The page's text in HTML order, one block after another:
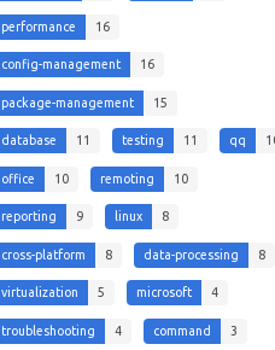
performance 16
config-management 16
package-management 15
database 11 testing 11 qq
office 10 remoting 10
reporting 9 linux 8
cross-platform 8 data-processing 8
virtualization 5 microsoft 4
troubleshooting 4 command 3